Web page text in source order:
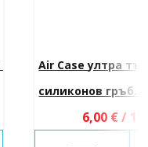
Air Case ултра
силиконов гръб...
6,00 € /